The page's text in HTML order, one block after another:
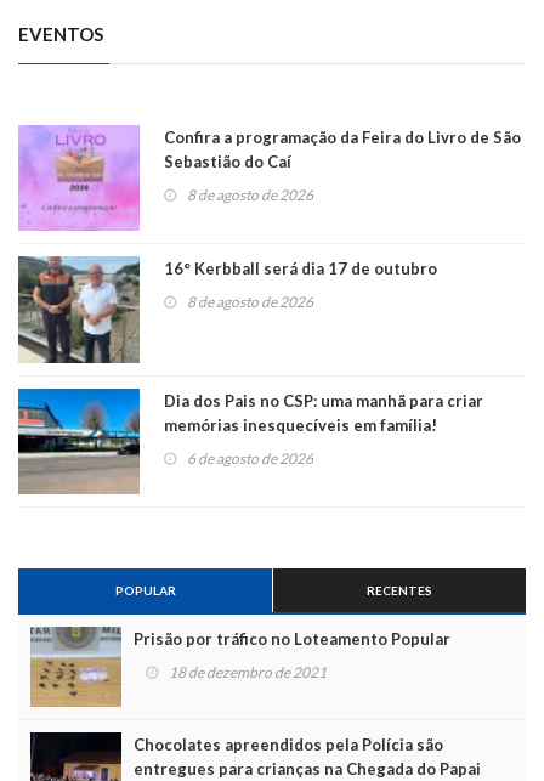
EVENTOS
Confira a programação da Feira do Livro de São
Sebastião do Caí
8 de agosto de 2026
16° Kerbball será dia 17 de outubro
8 de agosto de 2026
Dia dos Pais no CSP: uma manhã para criar
memórias inesquecíveis em família!
6 de agosto de 2026
POPULAR RECENTES
Prisão por tráfico no Loteamento Popular
18 de dezembro de 2021
Chocolates apreendidos pela Polícia são
entregues para crianças na Chegada do Papai